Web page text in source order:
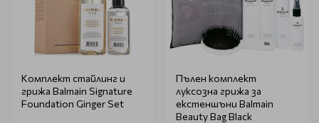
Комплект стайлинг и
грижа Balmain Signature
Foundation Ginger Set
Пълен комплект
луксозна грижа за
екстеншъни Balmain
Beauty Bag Black